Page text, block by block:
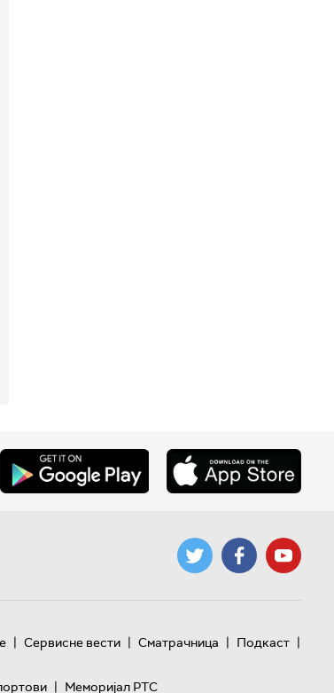
| Сервисне вести | Сматрачница | Подкаст |
| Меморијал РТС